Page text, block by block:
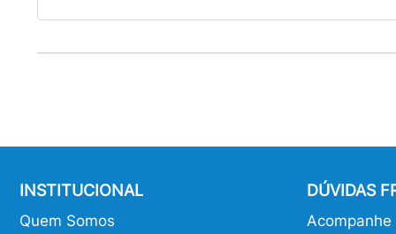
INSTITUCIONAL
Quem Somos
DÚVIDAS